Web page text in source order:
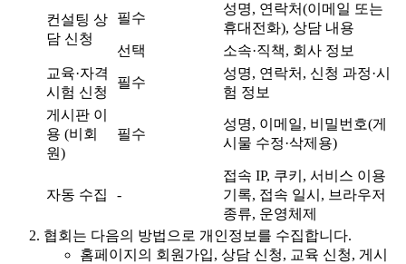
컨설팅 상
담 신청
필수
성명, 연락처(이메일 또는
휴대전화), 상담 내용
선택
소속·직책, 회사 정보
교육·자격
시험 신청
필수
성명, 연락처, 신청 과정·시
험 정보
게시판 이
용 (비회
원)
필수
성명, 이메일, 비밀번호(게
시물 수정·삭제용)
자동 수집 -
접속 IP, 쿠키, 서비스 이용
기록, 접속 일시, 브라우저
종류, 운영체제
협회는 다음의 방법으로 개인정보를 수집합니다.
홈페이지의 회원가입, 상담 신청, 교육 신청, 게시